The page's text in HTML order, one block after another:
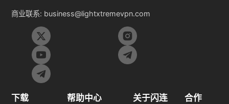
商业联系: business@lightxtremevpn.com
下载 帮助中心 关于闪连 合作